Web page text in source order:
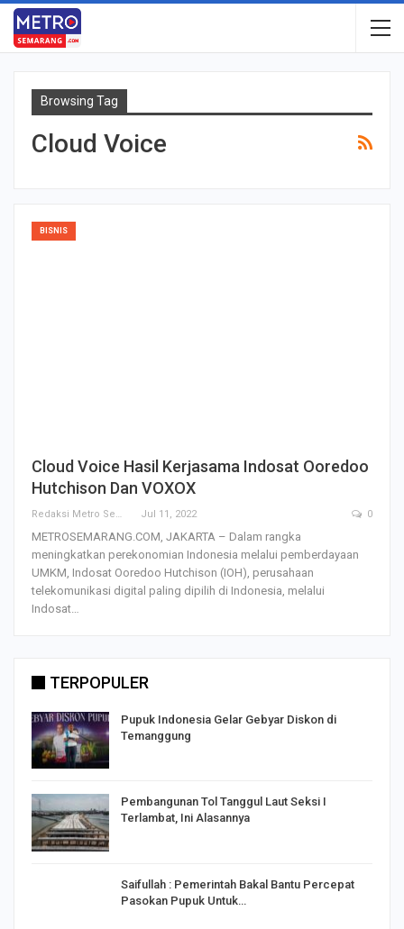
Browsing Tag
Cloud Voice
BISNIS
Cloud Voice Hasil Kerjasama Indosat Ooredoo
Hutchison Dan VOXOX
Redaksi Metro Semarang Jul 11, 2022 0
METROSEMARANG.COM, JAKARTA – Dalam rangka
meningkatkan perekonomian Indonesia melalui pemberdayaan
UMKM, Indosat Ooredoo Hutchison (IOH), perusahaan
telekomunikasi digital paling dipilih di Indonesia, melalui
Indosat…
TERPOPULER
Pupuk Indonesia Gelar Gebyar Diskon di
Temanggung
Pembangunan Tol Tanggul Laut Seksi I
Terlambat, Ini Alasannya
Saifullah : Pemerintah Bakal Bantu Percepat
Pasokan Pupuk Untuk…